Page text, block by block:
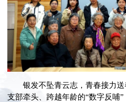
银发不坠青云志，青春接力
支部牵头、跨越年龄的“数字反哺